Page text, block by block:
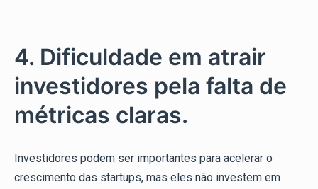
4. Dificuldade em atrair
investidores pela falta de
métricas claras.
Investidores podem ser importantes para acelerar o
crescimento das startups, mas eles não investem em